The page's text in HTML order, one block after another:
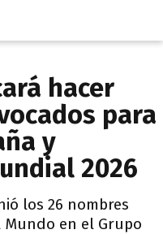
hacer
para
y
2026
los 26 nombres
en el Grupo